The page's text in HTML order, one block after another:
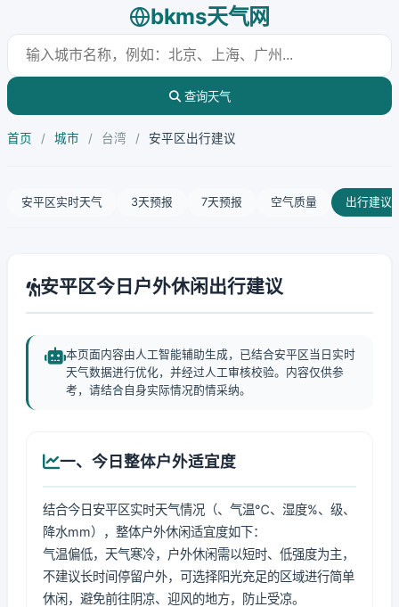
bkms天气网
查询天气
首页 / 城市 / 台湾 / 安平区出行建议
安平区实时天气 3天预报 7天预报 空气质量 出行建议
安平区今日户外休闲出行建议
本页面内容由人工智能辅助生成，已结合安平区当日实时
天气数据进行优化，并经过人工审核校验。内容仅供参
考，请结合自身实际情况酌情采纳。
一、今日整体户外适宜度
结合今日安平区实时天气情况（、气温℃、湿度%、级、
降水mm），整体户外休闲适宜度如下：
气温偏低，天气寒冷，户外休闲需以短时、低强度为主，
不建议长时间停留户外，可选择阳光充足的区域进行简单
休闲，避免前往阴凉、迎风的地方，防止受凉。